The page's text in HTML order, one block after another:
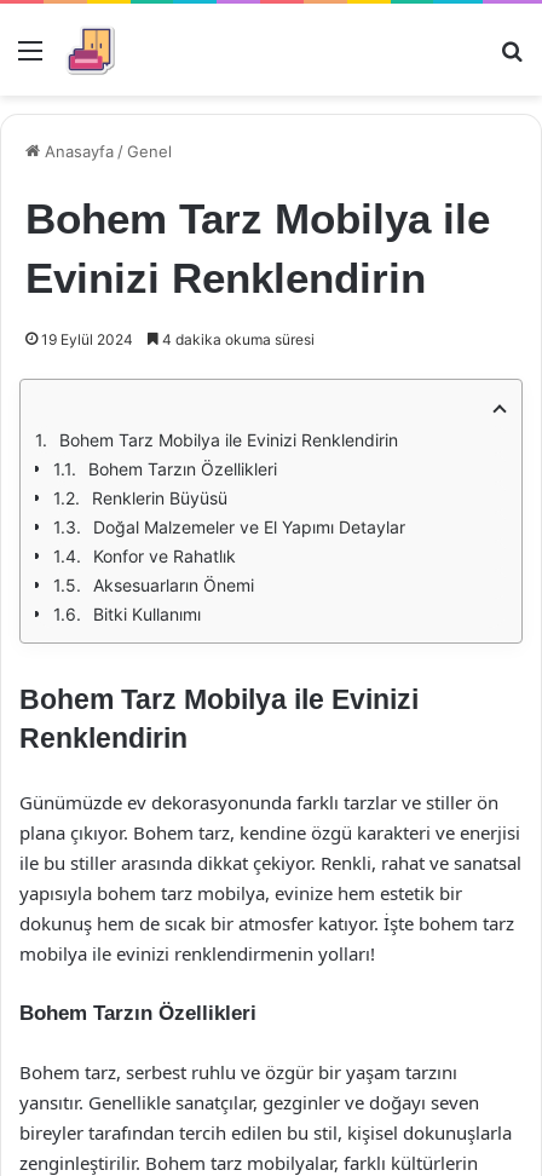
Menü
Anasayfa /Genel
Bohem Tarz Mobilya ile
Evinizi Renklendirin
19 Eylül 2024 4 dakika okuma süresi
Bohem Tarz Mobilya ile Evinizi Renklendirin
Bohem Tarzın Özellikleri
Renklerin Büyüsü
Doğal Malzemeler ve El Yapımı Detaylar
Konfor ve Rahatlık
Aksesuarların Önemi
Bitki Kullanımı
Bohem Tarz Mobilya ile Evinizi
Renklendirin
Günümüzde ev dekorasyonunda farklı tarzlar ve stiller ön
plana çıkıyor. Bohem tarz, kendine özgü karakteri ve enerjisi
ile bu stiller arasında dikkat çekiyor. Renkli, rahat ve sanatsal
yapısıyla bohem tarz mobilya, evinize hem estetik bir
dokunuş hem de sıcak bir atmosfer katıyor. İşte bohem tarz
mobilya ile evinizi renklendirmenin yolları!
Bohem Tarzın Özellikleri
Bohem tarz, serbest ruhlu ve özgür bir yaşam tarzını
yansıtır. Genellikle sanatçılar, gezginler ve doğayı seven
bireyler tarafından tercih edilen bu stil, kişisel dokunuşlarla
zenginleştirilir. Bohem tarz mobilyalar, farklı kültürlerin